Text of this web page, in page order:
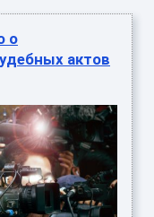
о
актов